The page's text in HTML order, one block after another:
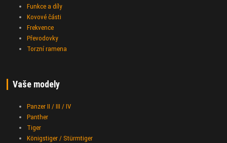
Funkce a díly
Kovové části
Frekvence
Převodovky
Torzní ramena
Vaše modely
Panzer II / III / IV
Panther
Tiger
Königstiger / Stürmtiger